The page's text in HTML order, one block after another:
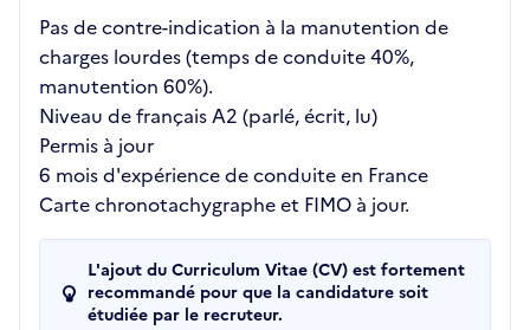
Pas de contre-indication à la manutention de
charges lourdes (temps de conduite 40%,
manutention 60%).
Niveau de français A2 (parlé, écrit, lu)
Permis à jour
6 mois d'expérience de conduite en France
Carte chronotachygraphe et FIMO à jour.
L'ajout du Curriculum Vitae (CV) est fortement
recommandé pour que la candidature soit
étudiée par le recruteur.